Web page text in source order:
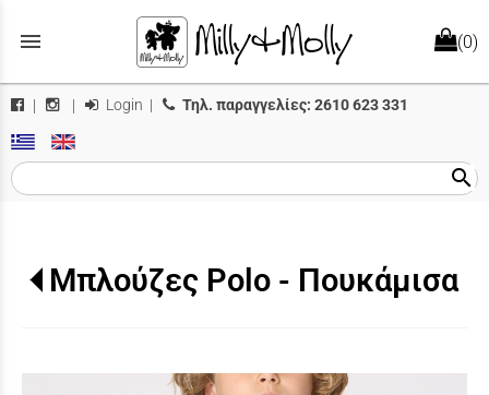
menu (0)
| | Login | Τηλ. παραγγελίες: 2610 623 331
search
Μπλούζες Polo - Πουκάμισα